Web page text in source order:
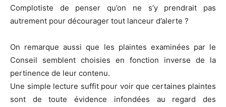
Complotiste de penser qu’on ne s’y prendrait pas
autrement pour décourager tout lanceur d’alerte ?
On remarque aussi que les plaintes examinées par le
Conseil semblent choisies en fonction inverse de la
pertinence de leur contenu.
Une simple lecture suffit pour voir que certaines plaintes
sont de toute évidence infondées au regard des